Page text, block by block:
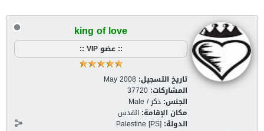
king of love
:: عضو VIP ::
تاريخ التسجيل: May 2008
المشاركات: 37720
الجنس: ذكر / Male
مكان الإقامة: القدس
الدولة: Palestine [PS]